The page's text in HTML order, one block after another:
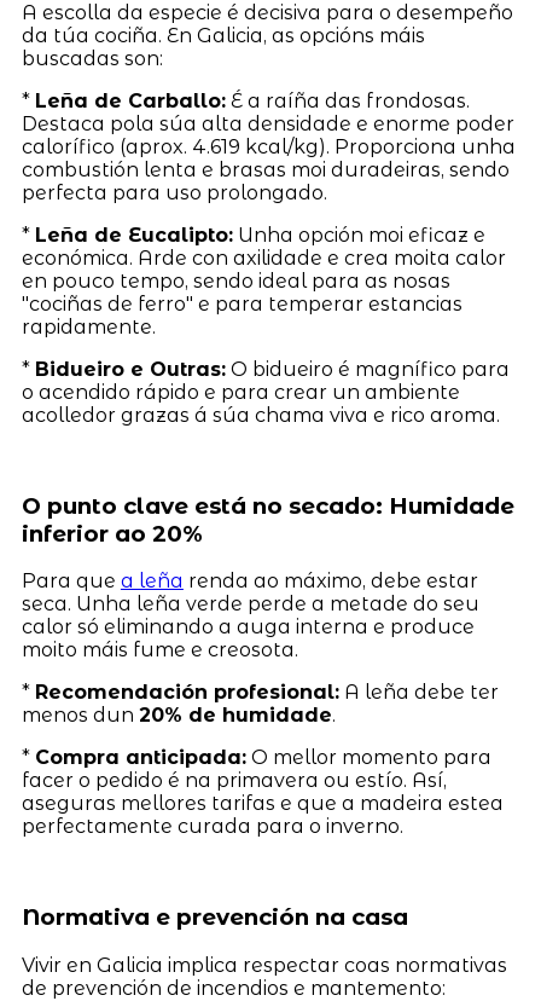
A escolla da especie é decisiva para o desempeño
da túa cociña. En Galicia, as opcións máis
buscadas son:
* Leña de Carballo:É a raíña das frondosas.
Destaca pola súa alta densidade e enorme poder
calorífico (aprox. 4.619 kcal/kg). Proporciona unha
combustión lenta e brasas moi duradeiras, sendo
perfecta para uso prolongado.
* Leña de Eucalipto:Unha opción moi eficaz e
económica. Arde con axilidade e crea moita calor
en pouco tempo, sendo ideal para as nosas
"cociñas de ferro" e para temperar estancias
rapidamente.
* Bidueiro e Outras:O bidueiro é magnífico para
o acendido rápido e para crear un ambiente
acolledor grazas á súa chama viva e rico aroma.
O punto clave está no secado: Humidade
inferior ao 20%
Para que a leña renda ao máximo, debe estar
seca. Unha leña verde perde a metade do seu
calor só eliminando a auga interna e produce
moito máis fume e creosota.
* Recomendación profesional:A leña debe ter
menos dun 20% de humidade.
* Compra anticipada:O mellor momento para
facer o pedido é na primavera ou estío. Así,
aseguras mellores tarifas e que a madeira estea
perfectamente curada para o inverno.
Normativa e prevención na casa
Vivir en Galicia implica respectar coas normativas
de prevención de incendios e mantemento: